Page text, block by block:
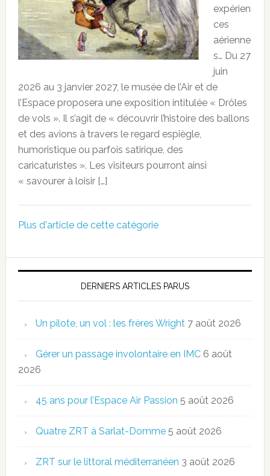
expérien
ces
aérienne
s… Du 27
juin
2026 au 3 janvier 2027, le musée de l’Air et de
l’Espace proposera une exposition intitulée « Drôles
de vols ». Il s’agit de « découvrir l’histoire des ballons
et des avions à travers le regard espiègle,
humoristique ou parfois satirique, des
caricaturistes ». Les visiteurs pourront ainsi
« savourer à loisir […]
Plus d'article de cette catégorie
DERNIERS ARTICLES PARUS
Un pilote, un vol : les frères Wright 7 août 2026
Gérer un passage involontaire en IMC 6 août
2026
45 ans pour l’Espace Air Passion 5 août 2026
Quatre ZRT à Sarlat-Domme 5 août 2026
ZRT sur le littoral méditerranéen 3 août 2026